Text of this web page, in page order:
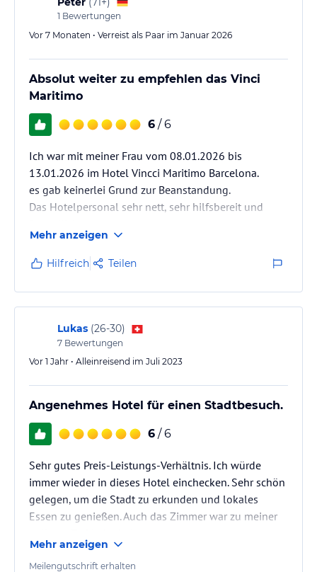
einen Wellnessbereich mit einem Solarium. Es sind keine weiteren
Sport- und Freizeitangebote vorhanden.
Hinweis: Verfasst von HolidayCheck mit Hilfe von KI. Alle
Angaben ohne Gewähr. Bitte lies vor der Buchung die
des jeweiligen Veranstalters.
1 Bewertungen
Vor 7 Monaten • Verreist als Paar im Januar 2026
Absolut weiter zu empfehlen das Vinci
Maritimo
6 / 6
Ich war mit meiner Frau vom 08.01.2026 bis
13.01.2026 im Hotel Vincci Maritimo Barcelona.
es gab keinerlei Grund zur Beanstandung.
Das Hotelpersonal sehr nett, sehr hilfsbereit und
Das Hotel sehr sauber und gepflegt.
Frühstück sehr gut
Wir waren rundum sehr zufrieden mit dem was wir
erlebt und gesehen haben.
Das Hotel kann ich absolut weiter empfehlen.
Mehr anzeigen
Hilfreich Teilen
Lukas (26-30)
7 Bewertungen
Vor 1 Jahr • Alleinreisend im Juli 2023
Angenehmes Hotel für einen Stadtbesuch.
6 / 6
Sehr gutes Preis-Leistungs-Verhältnis. Ich würde
immer wieder in dieses Hotel einchecken. Sehr schön
gelegen, um die Stadt zu erkunden und lokales
Essen zu genießen. Auch das Zimmer war zu meiner
Mehr anzeigen
Meilengutschrift erhalten